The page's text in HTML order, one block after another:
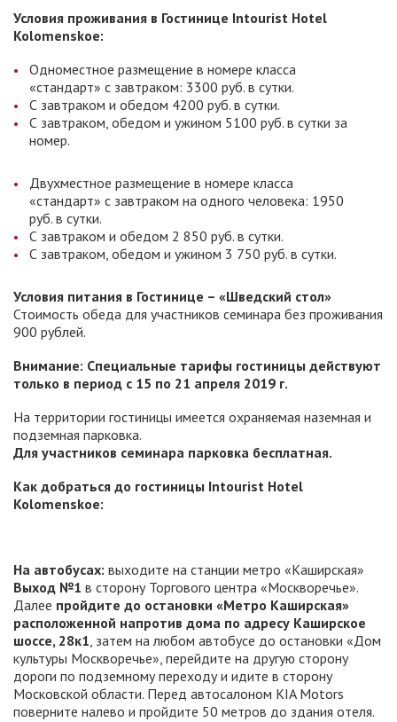
Условия проживания в Гостинице Intourist Hotel
Kolomenskoe:
Одноместное размещение в номере класса
«стандарт» с завтраком: 3300 руб. в сутки.
С завтраком и обедом 4200 руб. в сутки.
С завтраком, обедом и ужином 5100 руб. в сутки за
номер.
Двухместное размещение в номере класса
«стандарт» с завтраком на одного человека: 1950
руб. в сутки.
С завтраком и обедом 2 850 руб. в сутки.
С завтраком, обедом и ужином 3 750 руб. в сутки.
Условия питания в Гостинице – «Шведский стол»
Стоимость обеда для участников семинара без проживания
900 рублей.
Внимание: Специальные тарифы гостиницы действуют
только в период с 15 по 21 апреля 2019 г.
На территории гостиницы имеется охраняемая наземная и
подземная парковка.
Для участников семинара парковка бесплатная.
Как добраться до гостиницы Intourist Hotel
Kolomenskoe:
На автобусах: выходите на станции метро «Каширская»
Выход №1 в сторону Торгового центра «Москворечье».
Далее пройдите до остановки «Метро Каширская»
расположенной напротив дома по адресу Каширское
шоссе, 28к1, затем на любом автобусе до остановки «Дом
культуры Москворечье», перейдите на другую сторону
дороги по подземному переходу и идите в сторону
Московской области. Перед автосалоном KIA Motors
поверните налево и пройдите 50 метров до здания отеля.